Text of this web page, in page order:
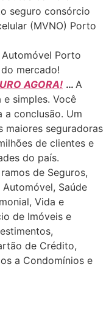
seguro consórcio
(MVNO) Porto
Porto
mercado!
AGORA! … A
simples. Você
a conclusão. Um
maiores seguradoras
de clientes e
do país.
de Seguros,
Saúde
Vida e
de Imóveis e
de Crédito,
a Condomínios e